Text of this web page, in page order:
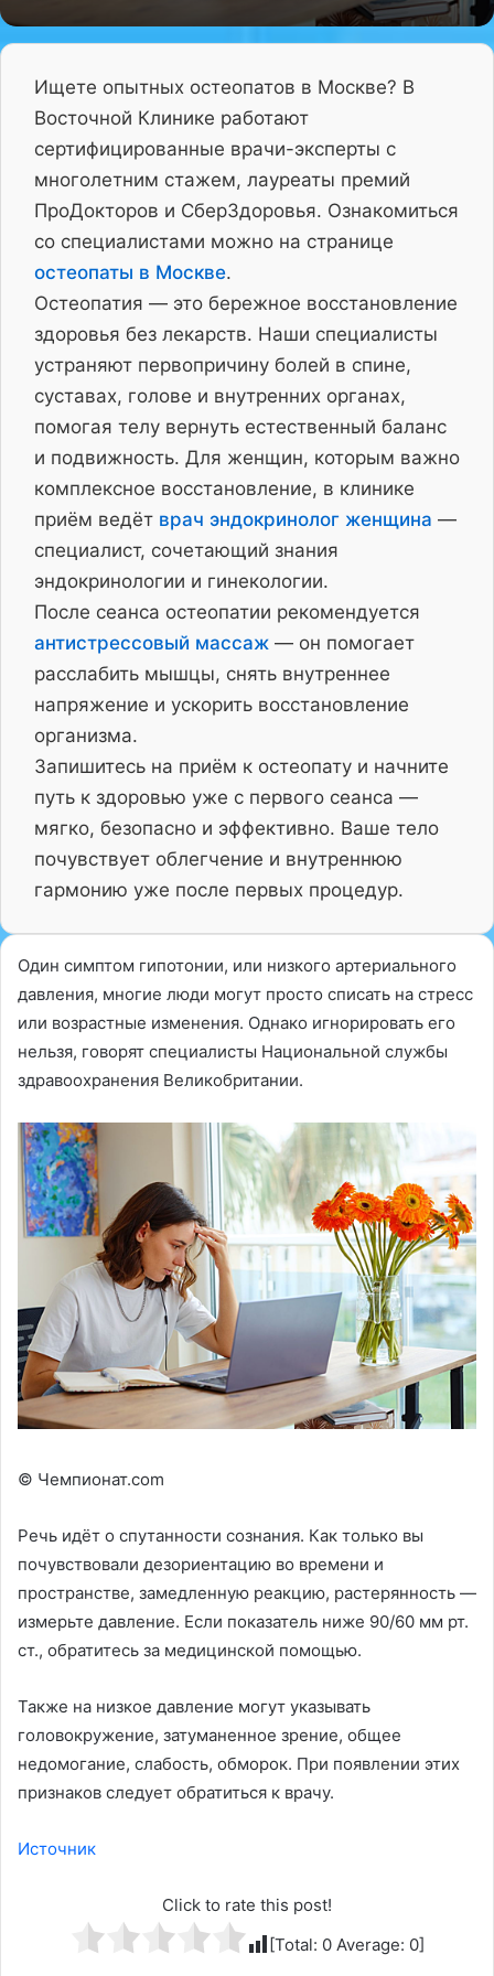
Ищете опытных остеопатов в Москве? В
Восточной Клинике работают
сертифицированные врачи-эксперты с
многолетним стажем, лауреаты премий
ПроДокторов и СберЗдоровья. Ознакомиться
со специалистами можно на странице
остеопаты в Москве.
Остеопатия — это бережное восстановление
здоровья без лекарств. Наши специалисты
устраняют первопричину болей в спине,
суставах, голове и внутренних органах,
помогая телу вернуть естественный баланс
и подвижность. Для женщин, которым важно
комплексное восстановление, в клинике
приём ведёт врач эндокринолог женщина —
специалист, сочетающий знания
эндокринологии и гинекологии.
После сеанса остеопатии рекомендуется
антистрессовый массаж — он помогает
расслабить мышцы, снять внутреннее
напряжение и ускорить восстановление
организма.
Запишитесь на приём к остеопату и начните
путь к здоровью уже с первого сеанса —
мягко, безопасно и эффективно. Ваше тело
почувствует облегчение и внутреннюю
гармонию уже после первых процедур.
Один симптом гипотонии, или низкого артериального
давления, многие люди могут просто списать на стресс
или возрастные изменения. Однако игнорировать его
нельзя, говорят специалисты Национальной службы
здравоохранения Великобритании.
© Чемпионат.com
Речь идёт о спутанности сознания. Как только вы
почувствовали дезориентацию во времени и
пространстве, замедленную реакцию, растерянность —
измерьте давление. Если показатель ниже 90/60 мм рт.
ст., обратитесь за медицинской помощью.
Также на низкое давление могут указывать
головокружение, затуманенное зрение, общее
недомогание, слабость, обморок. При появлении этих
признаков следует обратиться к врачу.
Источник
Click to rate this post!
[Total: 0Average: 0]